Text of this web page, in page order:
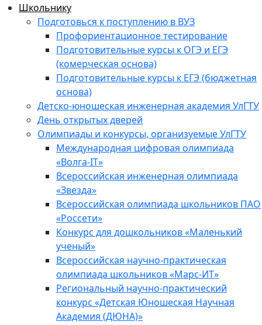
Школьнику
Подготовься к поступлению в ВУЗ
Профориентационное тестирование
Подготовительные курсы к ОГЭ и ЕГЭ
(комерческая основа)
Подготовительные курсы к ЕГЭ (бюджетная
основа)
Детско-юношеская инженерная академия УлГТУ
День открытых дверей
Олимпиады и конкурсы, организуемые УлГТУ
Международная цифровая олимпиада
«Волга-IT»
Всероссийская инженерная олимпиада
«Звезда»
Всероссийская олимпиада школьников ПАО
«Россети»
Конкурс для дошкольников «Маленький
ученый»
Всероссийская научно-практическая
олимпиада школьников «Марс-ИТ»
Региональный научно-практический
конкурс «Детская Юношеская Научная
Академия (ДЮНА)»